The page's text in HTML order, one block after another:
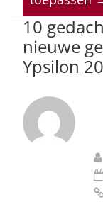
p o
k
10
nieuwe
Ypsilon